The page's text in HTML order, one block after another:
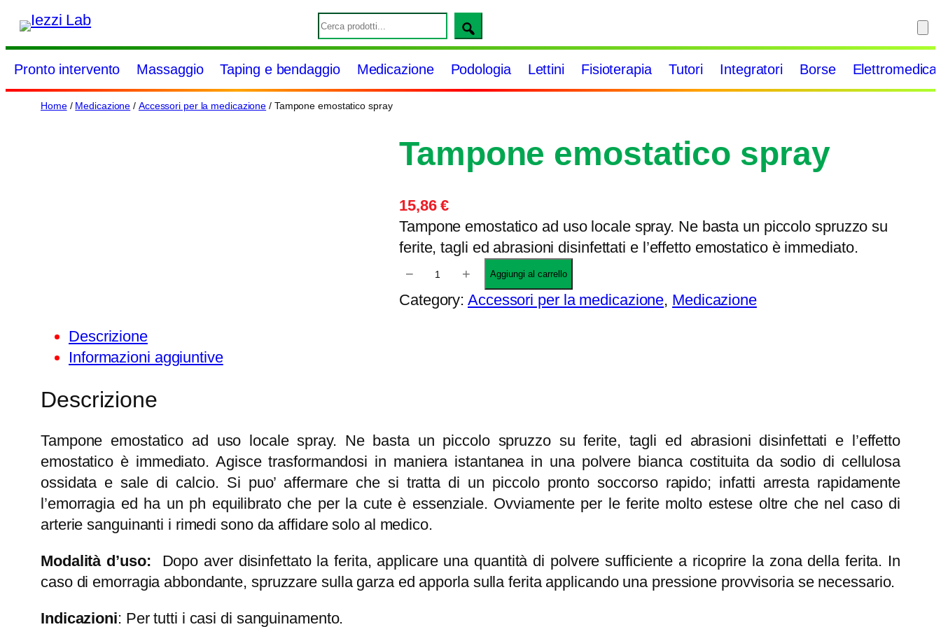
S
e
a
r
c
Pronto intervento Massaggio Taping e bendaggio Medicazione Podologia Lettini Fisioterapia Tutori Integratori Borse
Home/ Medicazione / Accessori per la medicazione / Tampone emostatico spray
Tampone emostatico spray
15,86€
Tampone emostatico ad uso locale spray. Ne basta un piccolo spruzzo su
ferite, tagli ed abrasioni disinfettati e l’effetto emostatico è immediato.
m
m
o
t
a
i
c
− + Aggiungi al carrello
Category:Accessori per la medicazione, Medicazione
Descrizione
Informazioni aggiuntive
Descrizione
Tampone emostatico ad uso locale spray. Ne basta un piccolo spruzzo su ferite, tagli ed abrasioni disinfettati e l’effetto
emostatico è immediato. Agisce trasformandosi in maniera istantanea in una polvere bianca costituita da sodio di cellulosa
ossidata e sale di calcio. Si puo’ affermare che si tratta di un piccolo pronto soccorso rapido; infatti arresta rapidamente
l’emorragia ed ha un ph equilibrato che per la cute è essenziale. Ovviamente per le ferite molto estese oltre che nel caso di
arterie sanguinanti i rimedi sono da affidare solo al medico.
Modalità d’uso: Dopo aver disinfettato la ferita, applicare una quantità di polvere sufficiente a ricoprire la zona della ferita. In
caso di emorragia abbondante, spruzzare sulla garza ed apporla sulla ferita applicando una pressione provvisoria se necessario.
Indicazioni: Per tutti i casi di sanguinamento.